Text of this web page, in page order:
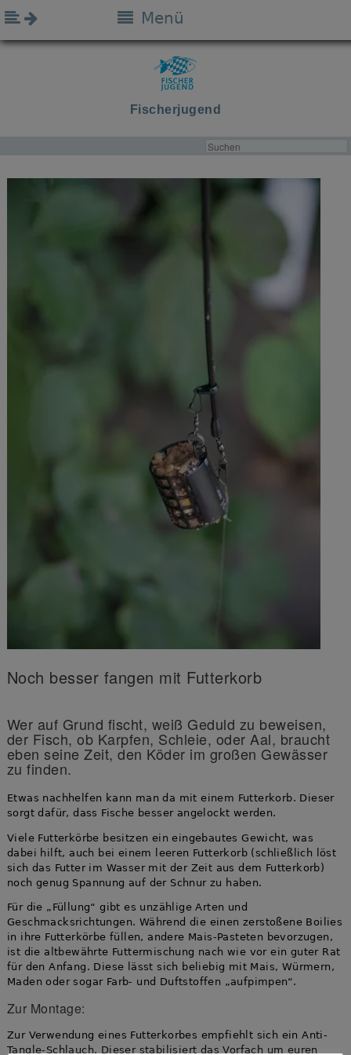
Fischerjugend
Menü
Noch besser fangen mit Futterkorb
Wer auf Grund fischt, weiß Geduld zu beweisen,
der Fisch, ob Karpfen, Schleie, oder Aal, braucht
eben seine Zeit, den Köder im großen Gewässer
zu finden.
Etwas nachhelfen kann man da mit einem Futterkorb. Dieser
sorgt dafür, dass Fische besser angelockt werden.
Viele Futterkörbe besitzen ein eingebautes Gewicht, was
dabei hilft, auch bei einem leeren Futterkorb (schließlich löst
sich das Futter im Wasser mit der Zeit aus dem Futterkorb)
noch genug Spannung auf der Schnur zu haben.
Für die „Füllung“ gibt es unzählige Arten und
Geschmacksrichtungen. Während die einen zerstoßene Boilies
in ihre Futterkörbe füllen, andere Mais-Pasteten bevorzugen,
ist die altbewährte Futtermischung nach wie vor ein guter Rat
für den Anfang. Diese lässt sich beliebig mit Mais, Würmern,
Maden oder sogar Farb- und Duftstoffen „aufpimpen“.
Zur Montage:
Zur Verwendung eines Futterkorbes empfiehlt sich ein Anti-
Tangle-Schlauch. Dieser stabilisiert das Vorfach um euren